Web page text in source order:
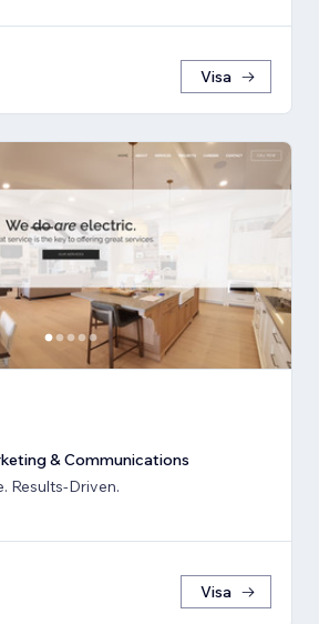
Visa
& Communications
Results-Driven.
Visa